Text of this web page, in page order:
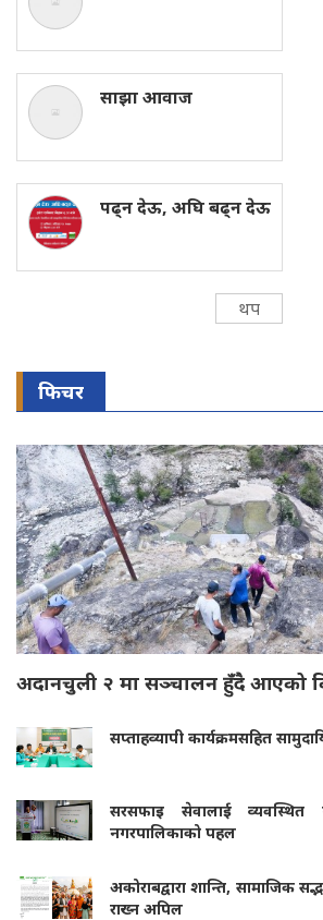
साझा आवाज
पढ्न देऊ, अघि बढ्न देऊ
थप
फिचर
अदानचुली २ मा सञ्चालन हुँदै आएको
सप्ताहव्यापी कार्यक्रमसहित
सरसफाइ सेवालाई व्यवस्थित
नगरपालिकाको पहल
अकोराबद्वारा शान्ति, सामाजिक
राख्न अपिल